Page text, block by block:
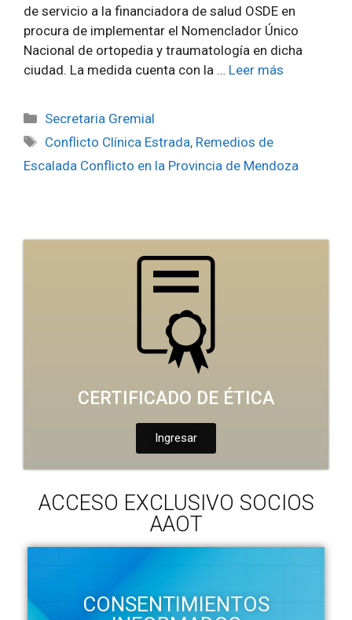
de servicio a la financiadora de salud OSDE en
procura de implementar el Nomenclador Único
Nacional de ortopedia y traumatología en dicha
ciudad. La medida cuenta con la … Leer más
Secretaria Gremial
Conflicto Clínica Estrada, Remedios de
Escalada Conflicto en la Provincia de Mendoza
CERTIFICADO DE ÉTICA
Ingresar
ACCESO EXCLUSIVO SOCIOS
AAOT
CONSENTIMIENTOS